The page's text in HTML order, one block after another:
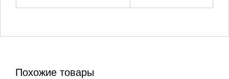
Похожие товары